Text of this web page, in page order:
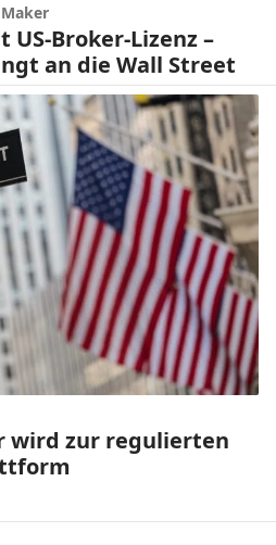
Broker-Lizenz –
an die Wall Street
wird zur regulierten